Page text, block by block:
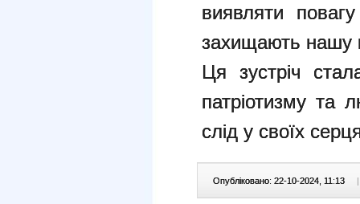
виявляти
захищають нашу
Ця зустріч
патріотизму та
слід у своїх
Опубліковано: 22-10-2024, 11:13 |